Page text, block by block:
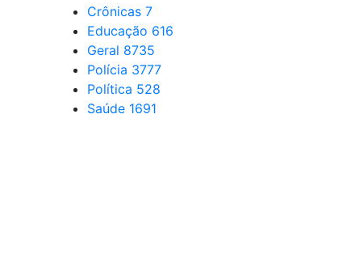
Crônicas 7
Educação 616
Geral 8735
Polícia 3777
Política 528
Saúde 1691